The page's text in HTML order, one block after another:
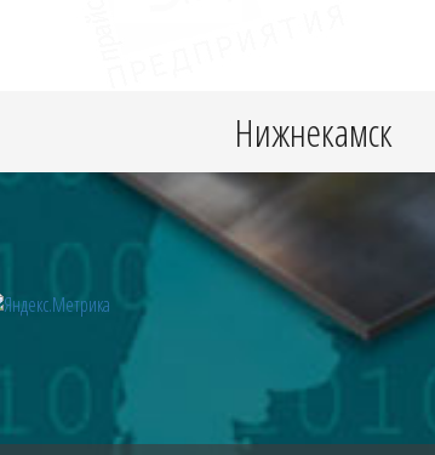
Нижнекамск